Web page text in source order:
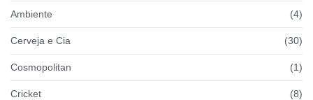
Ambiente (4)
Cerveja e Cia (30)
Cosmopolitan (1)
Cricket (8)